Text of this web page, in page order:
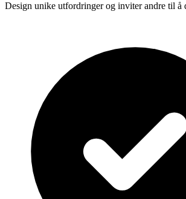
Design unike utfordringer og inviter andre til å